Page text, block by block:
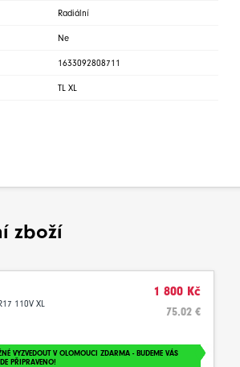
Radiální
Ne
1633092808711
TL XL
zboží
110V XL
1 800 Kč
75.02 €
VYZVEDOUT V OLOMOUCI ZDARMA - BUDEME VÁS
PŘIPRAVENO!